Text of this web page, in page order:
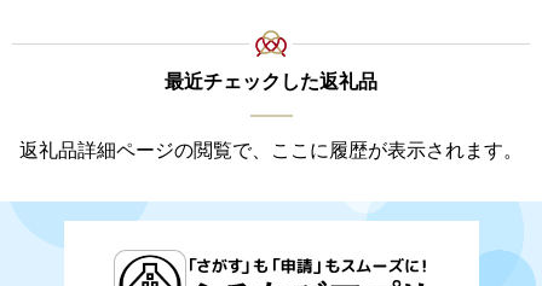
最近チェックした返礼品
返礼品詳細ページの閲覧で、ここに履歴が表示されます。